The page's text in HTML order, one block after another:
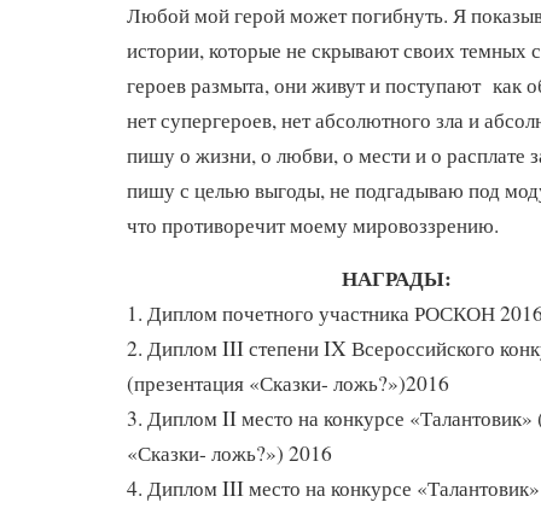
Любой мой герой может погибнуть. Я
истории, которые не скрывают своих темных
героев размыта, они живут и поступают как
нет супергероев, нет абсолютного зла и
пишу о жизни, о любви, о мести и о расплате
пишу с целью выгоды, не подгадываю под
что противоречит моему мировоззрению.
НАГРАДЫ:
1. Диплом почетного участника РОСКОН
2. Диплом III степени IX Всероссийского
(презентация «Сказки- ложь?»)2016
3. Диплом II место на конкурсе «Талантовик»
«Сказки- ложь?») 2016
4. Диплом III место на конкурсе